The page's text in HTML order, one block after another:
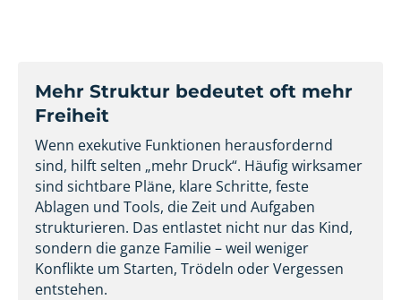
Mehr Struktur bedeutet oft mehr
Freiheit
Wenn exekutive Funktionen herausfordernd
sind, hilft selten „mehr Druck“. Häufig wirksamer
sind sichtbare Pläne, klare Schritte, feste
Ablagen und Tools, die Zeit und Aufgaben
strukturieren. Das entlastet nicht nur das Kind,
sondern die ganze Familie – weil weniger
Konflikte um Starten, Trödeln oder Vergessen
entstehen.